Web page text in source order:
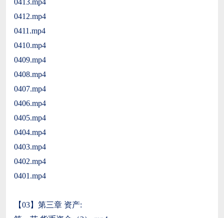
0412.mp4
0411.mp4
0410.mp4
0409.mp4
0408.mp4
0407.mp4
0406.mp4
0405.mp4
0404.mp4
0403.mp4
0402.mp4
0401.mp4
【03】第三章 资产: